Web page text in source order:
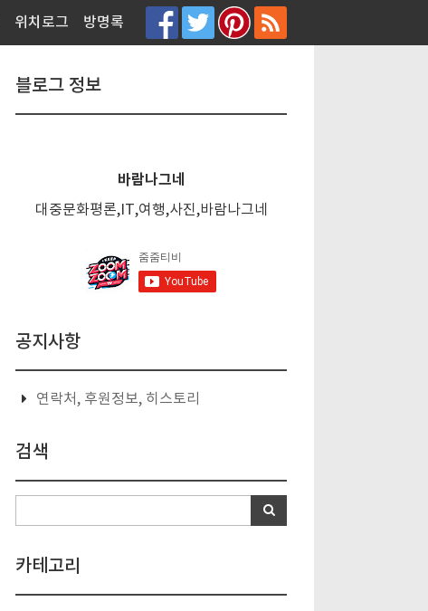
위치로그 방명록
블로그 정보
바람나그네
대중문화평론,IT,여행,사진,바람나그네
공지사항
연락처, 후원정보, 히스토리
검색
카테고리